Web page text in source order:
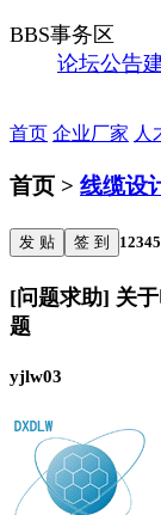
BBS事务区
论坛公告
首页 企业厂家 人
首页 > 线缆设
发 贴 签 到 12345
[问题求助] 关
题
yjlw03